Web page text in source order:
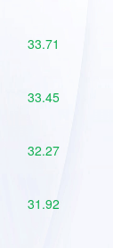
33.71
33.45
32.27
31.92